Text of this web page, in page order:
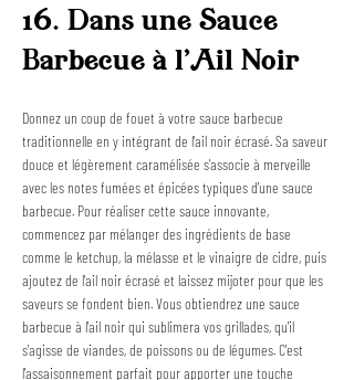
16. Dans une Sauce
Barbecue à l'Ail Noir
Donnez un coup de fouet à votre sauce barbecue
traditionnelle en y intégrant de l'ail noir écrasé. Sa saveur
douce et légèrement caramélisée s'associe à merveille
avec les notes fumées et épicées typiques d'une sauce
barbecue. Pour réaliser cette sauce innovante,
commencez par mélanger des ingrédients de base
comme le ketchup, la mélasse et le vinaigre de cidre, puis
ajoutez de l'ail noir écrasé et laissez mijoter pour que les
saveurs se fondent bien. Vous obtiendrez une sauce
barbecue à l'ail noir qui sublimera vos grillades, qu'il
s'agisse de viandes, de poissons ou de légumes. C'est
l'assaisonnement parfait pour apporter une touche